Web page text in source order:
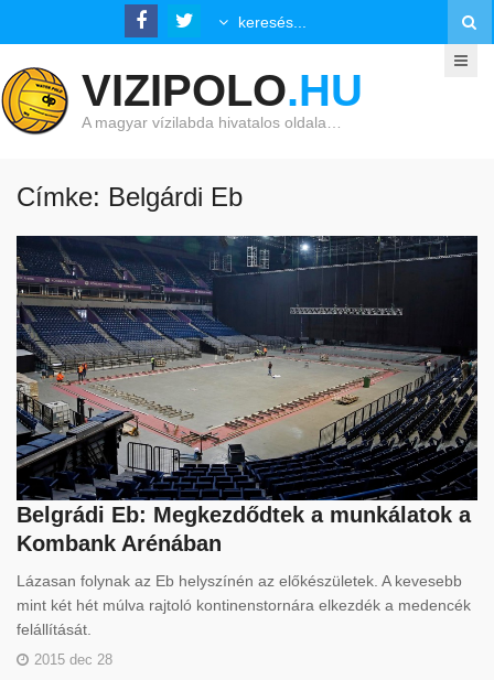
VIZIPOLO.HU
A magyar vízilabda hivatalos oldala…
Címke: Belgárdi Eb
Belgrádi Eb: Megkezdődtek a munkálatok a
Kombank Arénában
Lázasan folynak az Eb helyszínén az előkészületek. A kevesebb
mint két hét múlva rajtoló kontinenstornára elkezdék a medencék
felállítását.
2015 dec 28